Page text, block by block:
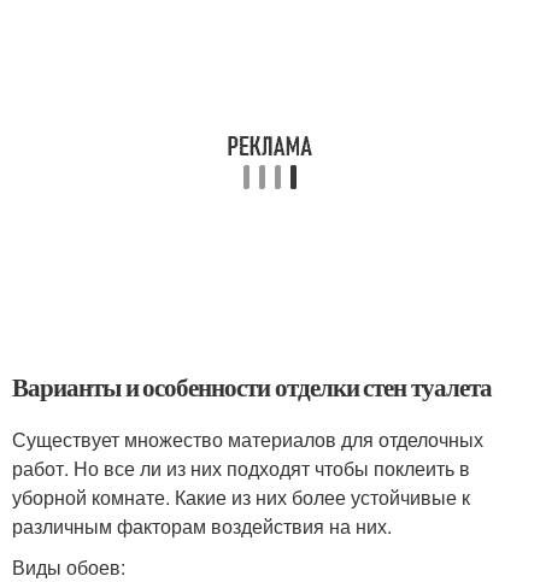
Варианты и особенности отделки стен туалета
Существует множество материалов для отделочных
работ. Но все ли из них подходят чтобы поклеить в
уборной комнате. Какие из них более устойчивые к
различным факторам воздействия на них.
Виды обоев: